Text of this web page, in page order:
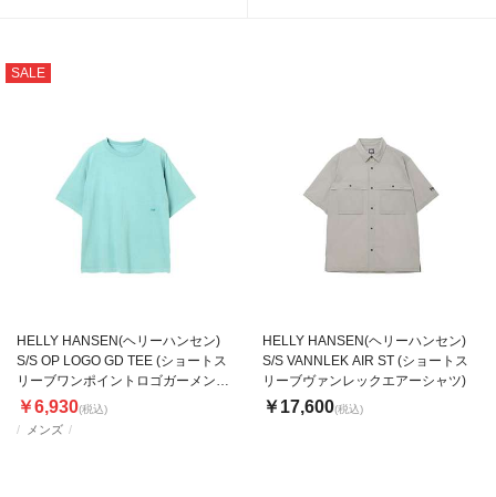
SALE
メンズ
HELLY HANSEN(ヘリーハンセン)
S/S OP LOGO GD TEE (ショートス
リーブワンポイントロゴガーメント
ダイティー)
￥6,930(税込)
HELLY HANSEN(ヘリーハンセン)
S/S VANNLEK AIR ST (ショートス
リーブヴァンレックエアーシャツ)
￥17,600(税込)